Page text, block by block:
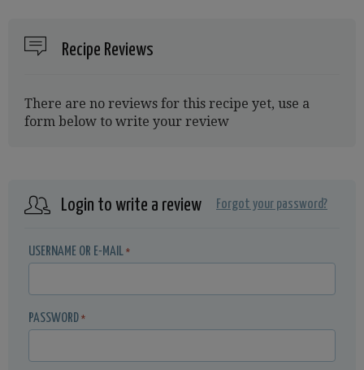
Recipe Reviews
There are no reviews for this recipe yet, use a
form below to write your review
Login to write a review Forgot your password?
USERNAME OR E-MAIL *
PASSWORD *